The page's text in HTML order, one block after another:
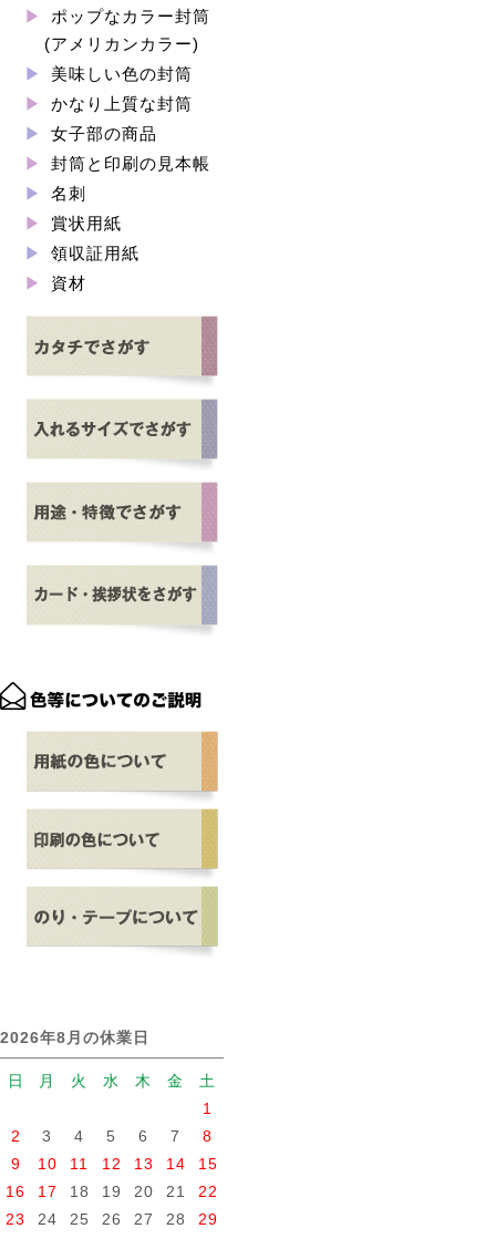
ポップなカラー封筒
(アメリカンカラー)
美味しい色の封筒
かなり上質な封筒
女子部の商品
封筒と印刷の見本帳
名刺
賞状用紙
領収証用紙
資材
2026年8月の休業日
日 月 火 水 木 金
土
1
2
3 4 5 6 7
8
9
10 11 12 13 14
15
16
17 18 19 20 21
22
23
24 25 26 27 28
29